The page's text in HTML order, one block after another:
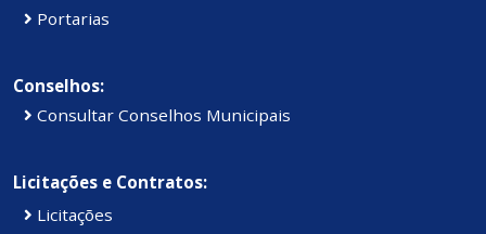
Portarias
Conselhos:
Consultar Conselhos Municipais
Licitações e Contratos:
Licitações